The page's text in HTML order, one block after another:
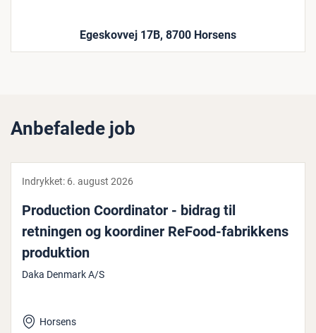
Egeskovvej 17B, 8700 Horsens
Anbefalede job
Indrykket: 6. august 2026
Pro­duction Co­or­di­na­tor - bidrag til
retningen og koordiner ReFood-fa­brik­kens
pro­duk­tion
Daka Denmark A/S
Horsens